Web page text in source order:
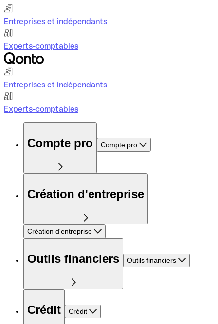
Entreprises et indépendants
Experts-comptables
Entreprises et indépendants
Experts-comptables
Compte pro Compte pro
Création d'entreprise
Création d'entreprise
Outils financiers Outils financiers
Crédit Crédit